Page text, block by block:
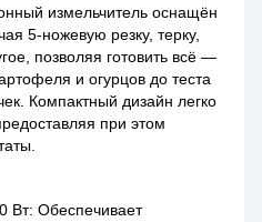
измельчитель оснащён
5-ножевую резку, терку,
позволяя готовить всё —
и огурцов до теста
Компактный дизайн легко
при этом
Вт: Обеспечивает